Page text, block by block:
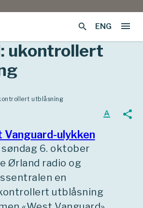
menu
search ENG
ukontrollert
utblåsning
Vanguard-ulykken
text_format share
søndag 6. oktober
Ørland radio og
en
utblåsning